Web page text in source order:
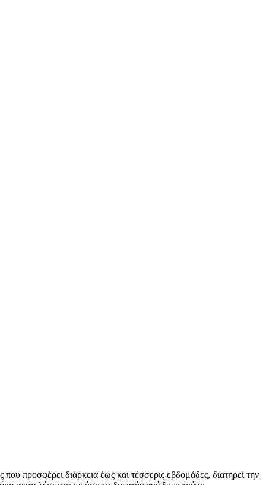
που προσφέρει διάρκεια έως και τέσσερις εβδομάδες, διατηρεί την